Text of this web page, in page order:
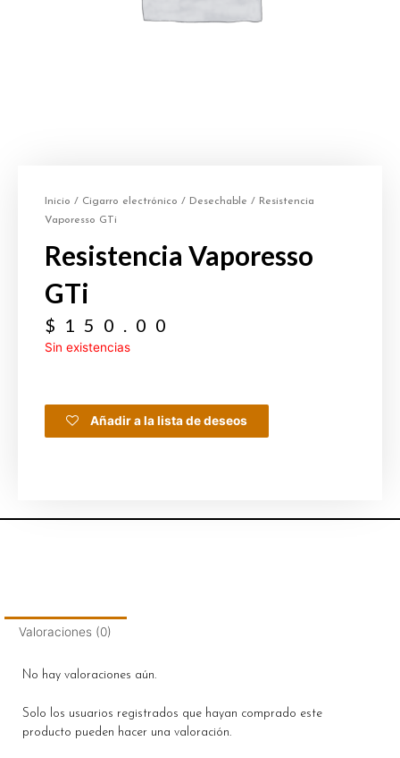
Inicio / Cigarro electrónico / Desechable / Resistencia
Vaporesso GTi
Resistencia Vaporesso
GTi
$ 150.00
Sin existencias
Añadir a la lista de deseos
Valoraciones (0)
No hay valoraciones aún.
Solo los usuarios registrados que hayan comprado este
producto pueden hacer una valoración.